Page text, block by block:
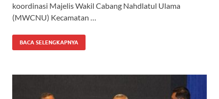
koordinasi Majelis Wakil Cabang Nahdlatul Ulama
(MWCNU) Kecamatan …
BACA SELENGKAPNYA